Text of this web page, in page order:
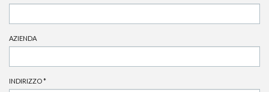
AZIENDA
INDIRIZZO*